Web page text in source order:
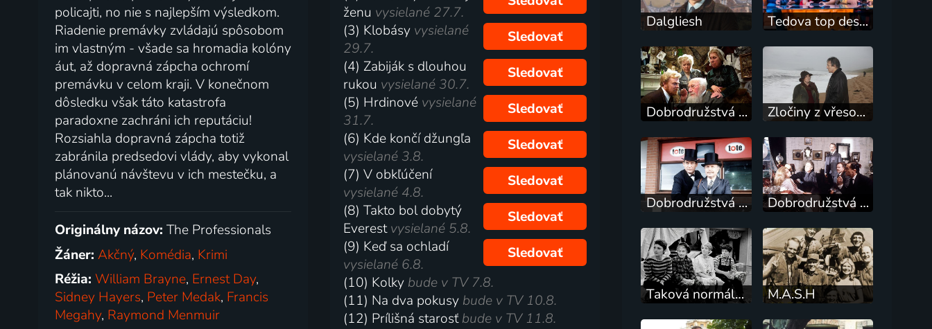
policajti, no nie s najlepším výsledkom.
Riadenie premávky zvládajú spôsobom
im vlastným - všade sa hromadia kolóny
áut, až dopravná zápcha ochromí
premávku v celom kraji. V konečnom
dôsledku však táto katastrofa
paradoxne zachráni ich reputáciu!
Rozsiahla dopravná zápcha totiž
zabránila predsedovi vlády, aby vykonal
plánovanú návštevu v ich mestečku, a
tak nikto...
Originálny názov:The Professionals
Žáner:Akčný, Komédia, Krimi
Réžia:William Brayne, Ernest Day,
Sidney Hayers, Peter Medak, Francis
Megahy, Raymond Menmuir
ženu vysielané 27.7.
(3) Klobásy vysielané
29.7.
Sledovať
(4) Zabiják s dlouhou
rukou vysielané 30.7.
Sledovať
(5) Hrdinové vysielané
31.7.
Sledovať
(6) Kde končí džungľa
vysielané 3.8.
Sledovať
(7) V obkľúčení
vysielané 4.8.
Sledovať
(8) Takto bol dobytý
Everestvysielané 5.8.
Sledovať
(9) Keď sa ochladí
vysielané 6.8.
Sledovať
(10) Kolky bude v TV 7.8.
(11) Na dva pokusy bude v TV 10.8.
(12) Prílišná starosťbude v TV 11.8.
Dalgliesh Tedova top desiatka
Dobrodružstvá Sherlocka Holmesa Zločiny z vřesovišť
Dobrodružstvá Sherlocka Holmesa Dobrodružstvá Sherlocka Holmesa
Taková normální rodinka M.A.S.H